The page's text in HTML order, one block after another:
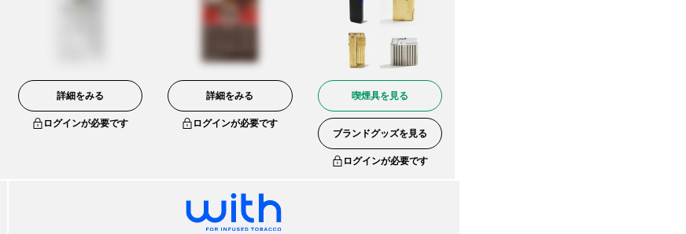
詳細をみる
ログインが必要です
詳細をみる
ログインが必要です
喫煙具を見る
ブランドグッズを見る
ログインが必要です